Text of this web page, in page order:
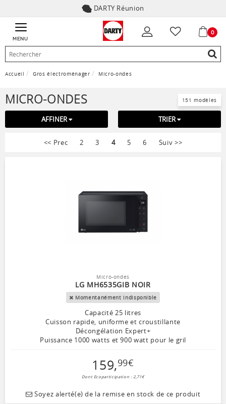
DARTY Réunion
MENU
0
Accueil Gros électroménager Micro-ondes
MICRO-ONDES 151 modèles
AFFINER TRIER
<< Prec 2 3 4 5 6 Suiv >>
Micro-ondes
LG MH6535GIB NOIR
Momentanément indisponible
Capacité 25 litres
Cuisson rapide, uniforme et croustillante
Décongélation Expert+
Puissance 1000 watts et 900 watt pour le gril
159,99€
Dont Ecoparticipation : 2,71€
Soyez alerté(e) de la remise en stock de ce produit